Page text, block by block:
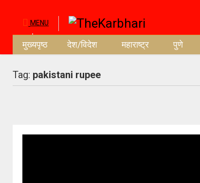
MENU
मुख्यपृष्ठ देश/विदेश महाराष्ट्र पुणे
Tag: pakistani rupee